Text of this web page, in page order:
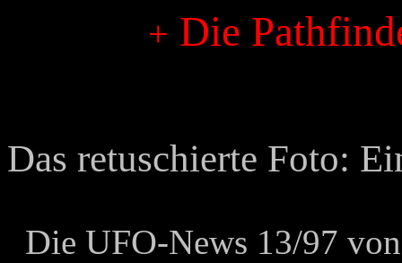
+ Die
Das retuschierte Foto:
Die UFO-News 13/97